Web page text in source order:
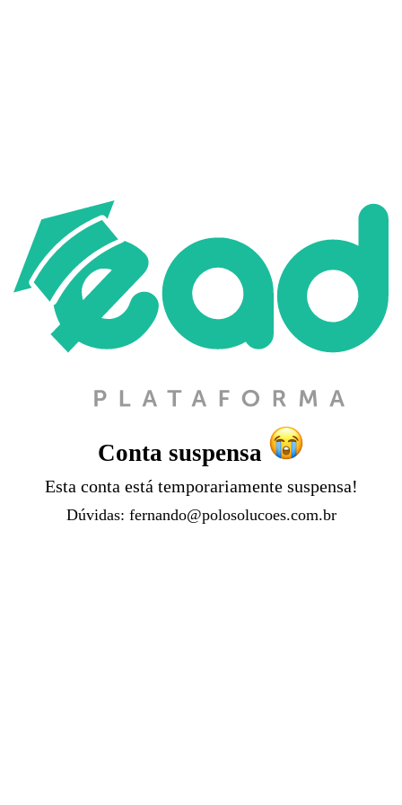
Conta suspensa
Esta conta está temporariamente suspensa!
Dúvidas: fernando@polosolucoes.com.br